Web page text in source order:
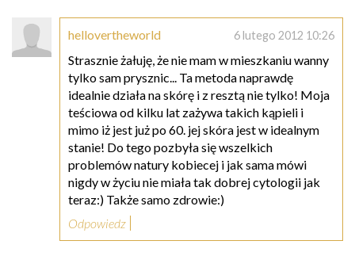
hellovertheworld 6 lutego 2012 10:26
Strasznie żałuję, że nie mam w mieszkaniu wanny
tylko sam prysznic... Ta metoda naprawdę
idealnie działa na skórę i z resztą nie tylko! Moja
teściowa od kilku lat zażywa takich kąpieli i
mimo iż jest już po 60. jej skóra jest w idealnym
stanie! Do tego pozbyła się wszelkich
problemów natury kobiecej i jak sama mówi
nigdy w życiu nie miała tak dobrej cytologii jak
teraz:) Także samo zdrowie:)
Odpowiedz